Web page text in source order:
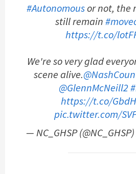
#Autonomousor not, the
still remain
https://t.co/
We're so very glad
scene alive.
@GlennMcNeill2
https://t.co/
pic.twitter.com/
— NC_GHSP (@NC_GHSP)